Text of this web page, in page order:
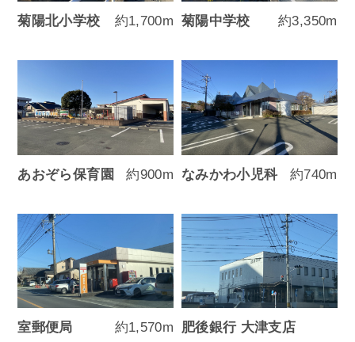
菊陽北小学校 約1,700m 菊陽中学校 約3,350m
あおぞら保育園 約900m なみかわ小児科 約740m
室郵便局 約1,570m
肥後銀行 大津支店